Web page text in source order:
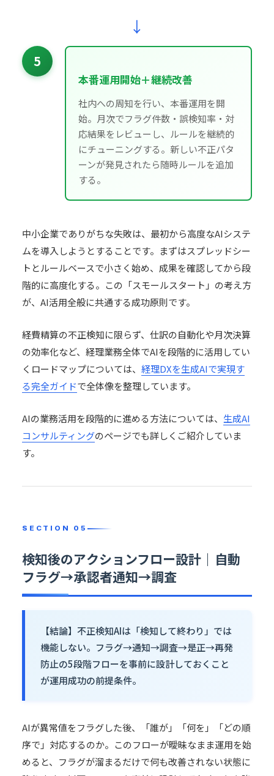
↓
5
本番運用開始＋継続改善
社内への周知を行い、本番運用を開
始。月次でフラグ件数・誤検知率・対
応結果をレビューし、ルールを継続的
にチューニングする。新しい不正パタ
ーンが発見されたら随時ルールを追加
する。
中小企業でありがちな失敗は、最初から高度なAIシステ
ムを導入しようとすることです。まずはスプレッドシー
トとルールベースで小さく始め、成果を確認してから段
階的に高度化する。この「スモールスタート」の考え方
が、AI活用全般に共通する成功原則です。
経費精算の不正検知に限らず、仕訳の自動化や月次決算
の効率化など、経理業務全体でAIを段階的に活用してい
くロードマップについては、 経理DXを生成AIで実現す
る完全ガイドで全体像を整理しています。
AIの業務活用を段階的に進める方法については、 生成AI
コンサルティングのページでも詳しくご紹介していま
す。
検知後のアクションフロー設計｜自動
フラグ→承認者通知→調査
【結論】不正検知AIは「検知して終わり」では
機能しない。フラグ→通知→調査→是正→再発
防止の5段階フローを事前に設計しておくこと
が運用成功の前提条件。
AIが異常値をフラグした後、「誰が」「何を」「どの順
序で」対応するのか。このフローが曖昧なまま運用を始
めると、フラグが溜まるだけで何も改善されない状態に